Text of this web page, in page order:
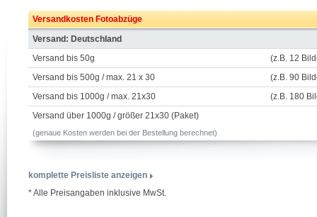
Versandkosten Fotoabzüge
Versand: Deutschland
Versand bis 50g
(z.B. 12
Versand bis 500g / max. 21 x 30
(z.B. 90
Versand bis 1000g / max. 21x30
(z.B. 180
Versand über 1000g / größer 21x30 (Paket)
(genaue Kosten werden bei der Bestellung berechnet)
komplette Preisliste anzeigen
* Alle Preisangaben inklusive MwSt.